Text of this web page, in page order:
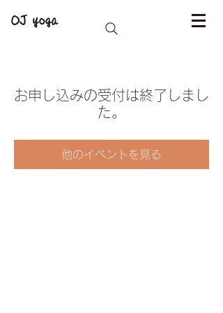
OJ yoga
お申し込みの受付は終了しまし
た。
他のイベントを見る